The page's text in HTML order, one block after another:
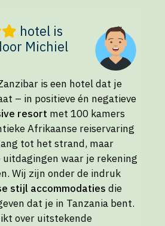
hotel is
Michiel
is een hotel dat je
– in positieve én negatieve
resort met 100 kamers
Afrikaanse reiservaring
tot het strand, maar
waar je rekening
Wij zijn onder de indruk
stijl accommodaties die
dat je in Tanzania bent.
over uitstekende